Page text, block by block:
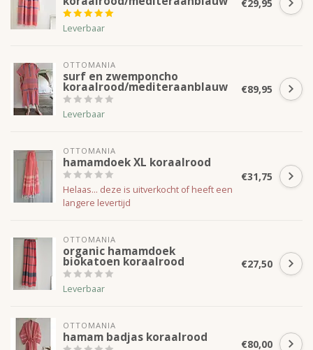
Leverbaar
€29,95
OTTOMANIA
surf en zwemponcho
koraalrood/mediteraanblauw
Leverbaar
€89,95
OTTOMANIA
hamamdoek XL koraalrood
Helaas... deze is uitverkocht of heeft een
langere levertijd
€31,75
OTTOMANIA
organic hamamdoek
biokatoen koraalrood
Leverbaar
€27,50
OTTOMANIA
hamam badjas koraalrood €80,00